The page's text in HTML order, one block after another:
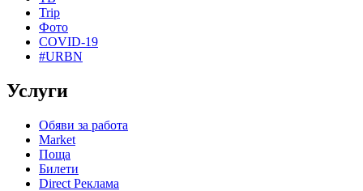
Trip
Фото
COVID-19
#URBN
Услуги
Обяви за работа
Market
Поща
Билети
Direct Реклама